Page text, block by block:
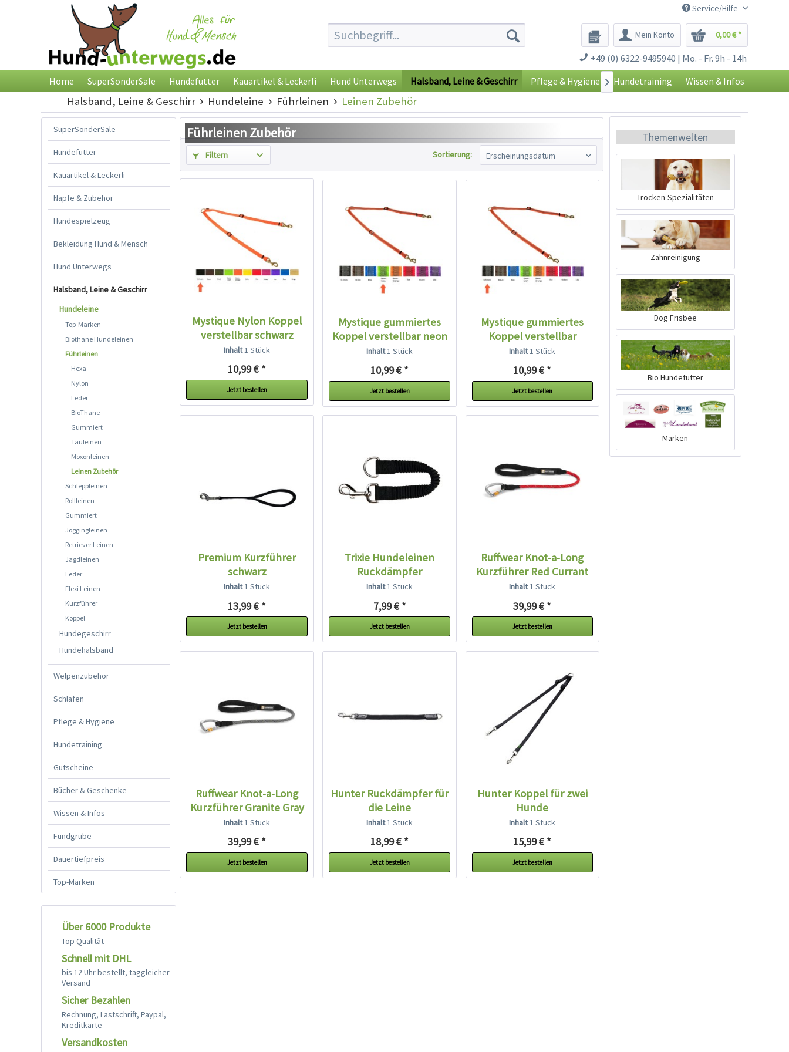
Service/Hilfe
Mein Konto 0,00 € *
+49 (0) 6322-9495940 | Mo. - Fr. 9h - 14h
Home SuperSonderSale Hundefutter Kauartikel & Leckerli Hund Unterwegs Halsband, Leine & Geschirr Pflege & Hygiene Hundetraining Wissen & Infos

Halsband, Leine & Geschirr Hundeleine Führleinen Leinen Zubehör
SuperSonderSale
Hundefutter
Kauartikel & Leckerli
Näpfe & Zubehör
Hundespielzeug
Bekleidung Hund & Mensch
Hund Unterwegs
Halsband, Leine & Geschirr
Hundeleine
Top-Marken
Biothane Hundeleinen
Führleinen
Hexa
Nylon
Leder
BioThane
Gummiert
Tauleinen
Moxonleinen
Leinen Zubehör
Schleppleinen
Rollleinen
Gummiert
Joggingleinen
Retriever Leinen
Jagdleinen
Leder
Flexi Leinen
Kurzführer
Koppel
Hundegeschirr
Hundehalsband
Welpenzubehör
Schlafen
Pflege & Hygiene
Hundetraining
Gutscheine
Bücher & Geschenke
Wissen & Infos
Fundgrube
Dauertiefpreis
Top-Marken
Über 6000 Produkte
Top Qualität
Schnell mit DHL
bis 12 Uhr bestellt, taggleicher
Versand
Sicher Bezahlen
Rechnung, Lastschrift, Paypal,
Kreditkarte
Versandkosten
Führleinen Zubehör
Filtern Sortierung:
Mystique Nylon Koppel
verstellbar schwarz
Inhalt1 Stück
10,99 € *
Jetzt bestellen
Mystique gummiertes
Koppel verstellbar neon
grün
Inhalt1 Stück
10,99 € *
Jetzt bestellen
Mystique gummiertes
Koppel verstellbar
schwarz
Inhalt1 Stück
10,99 € *
Jetzt bestellen
Premium Kurzführer
schwarz
Inhalt1 Stück
13,99 € *
Jetzt bestellen
Trixie Hundeleinen
Ruckdämpfer
Inhalt1 Stück
7,99 € *
Jetzt bestellen
Ruffwear Knot-a-Long
Kurzführer Red Currant
Inhalt1 Stück
39,99 € *
Jetzt bestellen
Ruffwear Knot-a-Long
Kurzführer Granite Gray
Inhalt1 Stück
39,99 € *
Jetzt bestellen
Hunter Ruckdämpfer für
die Leine
Inhalt1 Stück
18,99 € *
Jetzt bestellen
Hunter Koppel für zwei
Hunde
Inhalt1 Stück
15,99 € *
Jetzt bestellen
Themenwelten
Trocken-Spezialitäten
Zahnreinigung
Dog Frisbee
Bio Hundefutter
Marken